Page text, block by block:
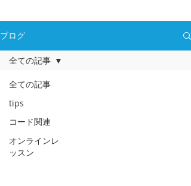
ブログ
全ての記事
tips
コード関連
オンラインレ
ッスン
全ての記事